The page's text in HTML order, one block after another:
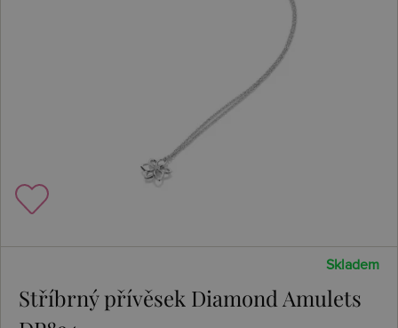
Skladem
Stříbrný přívěsek Diamond Amulets